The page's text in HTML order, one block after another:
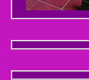
Dompet Kulit